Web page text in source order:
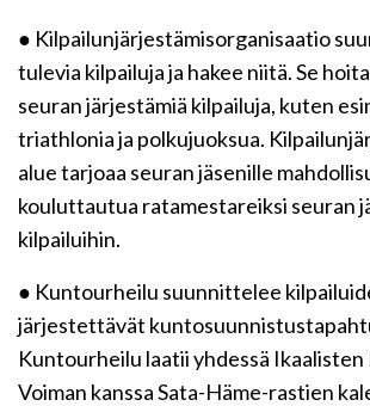
● Kilpailunjärjestämisorganisaatio
tulevia kilpailuja ja hakee niitä. Se
seuran järjestämiä kilpailuja, kuten
triathlonia ja polkujuoksua.
alue tarjoaa seuran jäsenille
kouluttautua ratamestareiksi seuran
kilpailuihin.
● Kuntourheilu suunnittelee
järjestettävät
Kuntourheilu laatii yhdessä Ikaalisten
Voiman kanssa Sata-Häme-rastien